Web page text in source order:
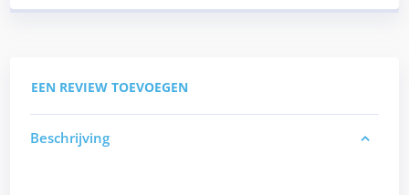
EEN REVIEW TOEVOEGEN
Beschrijving